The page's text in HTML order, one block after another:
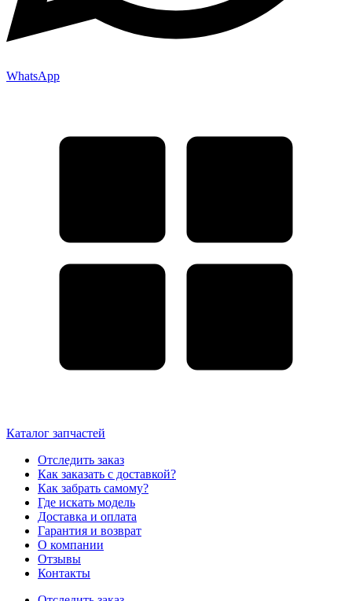
WhatsApp
Каталог запчастей
Отследить заказ
Как заказать с доставкой?
Как забрать самому?
Где искать модель
Доставка и оплата
Гарантия и возврат
О компании
Отзывы
Контакты